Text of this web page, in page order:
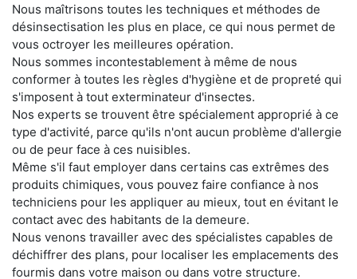
Nous maîtrisons toutes les techniques et méthodes de
désinsectisation les plus en place, ce qui nous permet de
vous octroyer les meilleures opération.
Nous sommes incontestablement à même de nous
conformer à toutes les règles d'hygiène et de propreté qui
s'imposent à tout exterminateur d'insectes.
Nos experts se trouvent être spécialement approprié à ce
type d'activité, parce qu'ils n'ont aucun problème d'allergie
ou de peur face à ces nuisibles.
Même s'il faut employer dans certains cas extrêmes des
produits chimiques, vous pouvez faire confiance à nos
techniciens pour les appliquer au mieux, tout en évitant le
contact avec des habitants de la demeure.
Nous venons travailler avec des spécialistes capables de
déchiffrer des plans, pour localiser les emplacements des
fourmis dans votre maison ou dans votre structure.